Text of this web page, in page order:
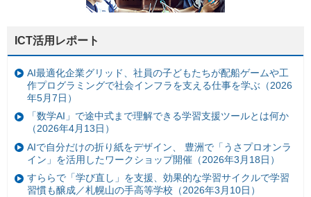
ICT活用レポート
AI最適化企業グリッド、社員の子どもたちが配船ゲームや工
作プログラミングで社会インフラを支える仕事を学ぶ（2026
年5月7日）
「数学AI」で途中式まで理解できる学習支援ツールとは何か
（2026年4月13日）
AIで自分だけの折り紙をデザイン、 豊洲で「うさプロオンラ
イン」を活用したワークショップ開催（2026年3月18日）
すららで「学び直し」を支援、効果的な学習サイクルで学習
習慣も醸成／札幌山の手高等学校（2026年3月10日）